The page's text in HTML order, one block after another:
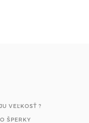
VEĽKOSŤ ?
ŠPERKY